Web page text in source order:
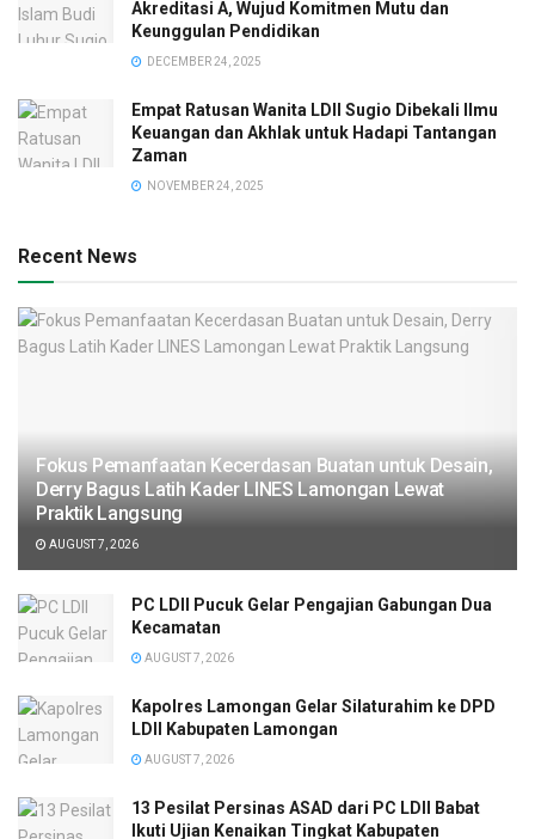
Akreditasi A, Wujud Komitmen Mutu dan
Keunggulan Pendidikan
DECEMBER 24, 2025
Empat Ratusan Wanita LDII Sugio Dibekali Ilmu
Keuangan dan Akhlak untuk Hadapi Tantangan
Zaman
NOVEMBER 24, 2025
Recent News
Fokus Pemanfaatan Kecerdasan Buatan untuk Desain,
Derry Bagus Latih Kader LINES Lamongan Lewat
Praktik Langsung
AUGUST 7, 2026
PC LDII Pucuk Gelar Pengajian Gabungan Dua
Kecamatan
AUGUST 7, 2026
Kapolres Lamongan Gelar Silaturahim ke DPD
LDII Kabupaten Lamongan
AUGUST 7, 2026
13 Pesilat Persinas ASAD dari PC LDII Babat
Ikuti Ujian Kenaikan Tingkat Kabupaten